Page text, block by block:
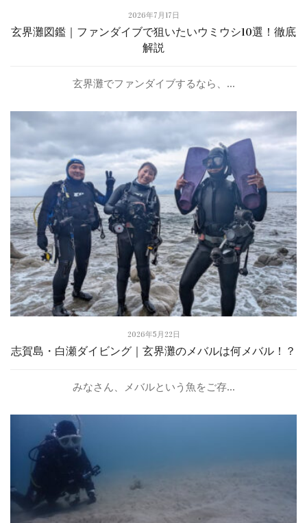
2026年7月17日
玄界灘図鑑｜ファンダイブで狙いたいウミウシ10選！徹底
解説
玄界灘でファンダイブするなら、...
2026年5月22日
志賀島・白瀬ダイビング｜玄界灘のメバルは何メバル！？
みなさん、メバルという魚をご存...